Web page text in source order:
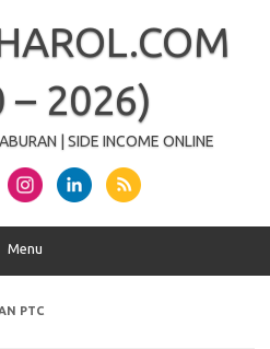
– 2026)
| SIDE INCOME ONLINE
Menu
PTC